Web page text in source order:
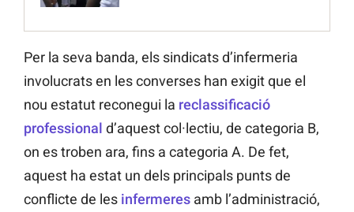
Per la seva banda, els sindicats d’infermeria
involucrats en les converses han exigit que el
nou estatut reconegui la reclassificació
professional d’aquest col·lectiu, de categoria B,
on es troben ara, fins a categoria A. De fet,
aquest ha estat un dels principals punts de
conflicte de les infermeres amb l’administració,